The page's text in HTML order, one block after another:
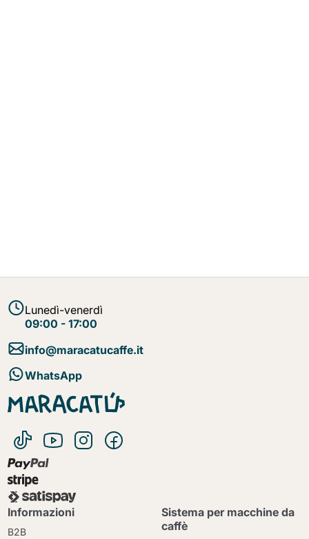
Lunedì-venerdì
09:00 - 17:00
info@maracatucaffe.it
WhatsApp
Informazioni
B2B
Sistema per macchine da
caffè